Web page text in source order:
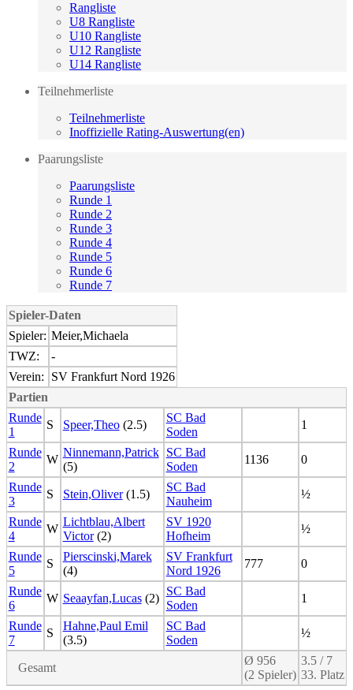
Rangliste
U8 Rangliste
U10 Rangliste
U12 Rangliste
U14 Rangliste
Teilnehmerliste
Teilnehmerliste
Inoffizielle Rating-Auswertung(en)
Paarungsliste
Paarungsliste
Runde 1
Runde 2
Runde 3
Runde 4
Runde 5
Runde 6
Runde 7
Spieler-Daten
Spieler: Meier,Michaela
TWZ:
-
Verein:
SV Frankfurt Nord 1926
Partien
Runde
1
S Speer,Theo(2.5)
SC Bad
Soden
1
Runde
2
W
Ninnemann,Patrick
(5)
SC Bad
Soden
1136 0
Runde
3
S Stein,Oliver(1.5)
SC Bad
Nauheim
½
Runde
4
W
Lichtblau,Albert
Victor(2)
SV 1920
Hofheim
½
Runde
5
S
Pierscinski,Marek
(4)
SV Frankfurt
Nord 1926
777 0
Runde
6
W Seaayfan,Lucas(2)
SC Bad
Soden
1
Runde
7
S
Hahne,Paul Emil
(3.5)
SC Bad
Soden
½
Gesamt
Ø 956
(2 Spieler)
3.5 / 7
33. Platz